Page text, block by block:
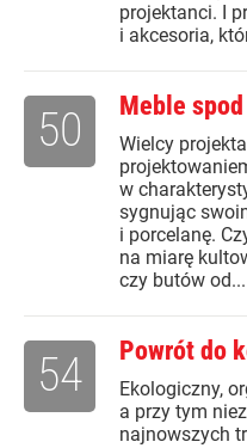
projektanci. I
i akcesoria,
Meble spod
Wielcy
w
sygnując
i porcelanę.
na miarę
czy butów od...
50
Powrót do
Ekologiczny,
a przy tym
najnowszych
54